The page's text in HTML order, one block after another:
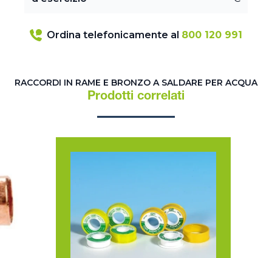
Ordina telefonicamente al 800 120 991
RACCORDI IN RAME E BRONZO A SALDARE PER ACQUA
Prodotti correlati